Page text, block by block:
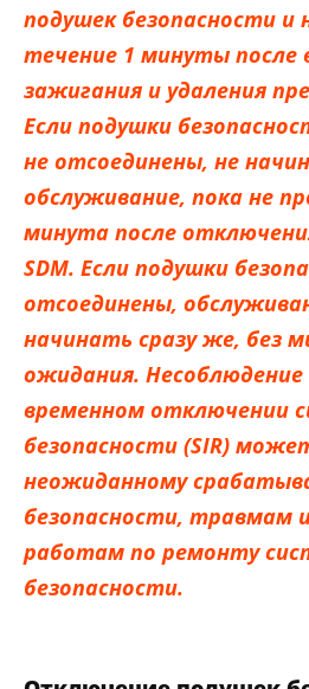
подушек безопасности
течение 1 минуты после
зажигания и удаления
Если подушки
не отсоединены, не
обслуживание, пока не
минута после
SDM. Если подушки
отсоединены,
начинать сразу же, без
ожидания.
временном отключении
безопасности (SIR)
неожиданному
безопасности, травмам
работам по ремонту
безопасности.